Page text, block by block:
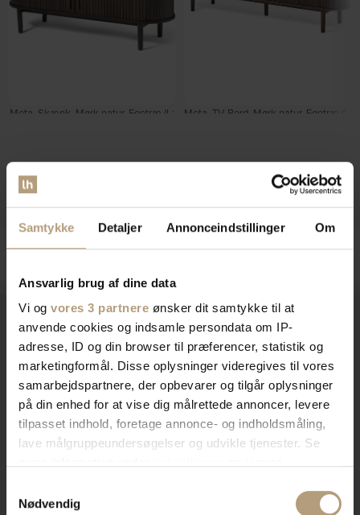
Samtykke Detaljer Annonceindstillinger Om
Ansvarlig brug af dine data
Vi og vores 3 partnere ønsker dit samtykke til at
anvende cookies og indsamle persondata om IP-
adresse, ID og din browser til præferencer, statistik og
marketingformål. Disse oplysninger videregives til vores
samarbejdspartnere, der opbevarer og tilgår oplysninger
på din enhed for at vise dig målrettede annoncer, levere
tilpasset indhold, foretage annonce- og indholdsmåling,
lave målgruppeundersøgelser og udvikle tjenester. Se
tilbage eller ændre indstillinger fra vores
Nødvendig
Meta, Skænk, Mørk natur, Egetræ (L:
Meta, TV-Bord, Mørk natur, Egetræ (L:
3.399,00
Vi erspecialister indenfor
indretning af private hjem og
erhvervslokaler​
funktionalitet. Find tidløst design, æstetik, eller